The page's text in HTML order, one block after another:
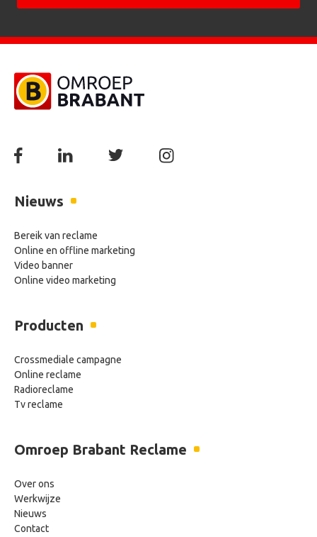
Nieuws
Bereik van reclame
Online en offline marketing
Video banner
Online video marketing
Producten
Crossmediale campagne
Online reclame
Radioreclame
Tv reclame
Omroep Brabant Reclame
Over ons
Werkwijze
Nieuws
Contact